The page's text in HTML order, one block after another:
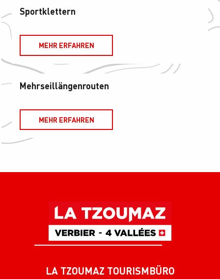
Sportklettern
MEHR ERFAHREN
Mehrseillängenrouten
MEHR ERFAHREN
LA TZOUMAZ TOURISMBÜRO